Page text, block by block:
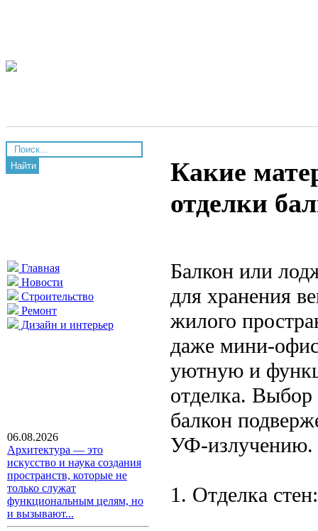
Найти
Главная
Новости
Строительство
Ремонт
Дизайн и интерьер
06.08.2026
Архитектура — это
искусство и наука создания
пространств, которые не
только служат
функциональным целям, но
и вызывают...
Какие
отделки
Балкон или
для хранения
жилого
даже мини-
уютную и
отделка. Выбор
балкон
УФ-излучению.
1. Отделка стен: